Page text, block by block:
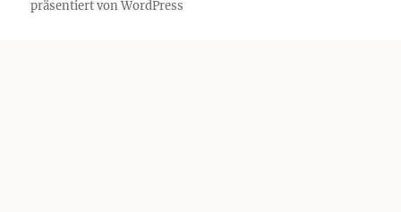
präsentiert von WordPress